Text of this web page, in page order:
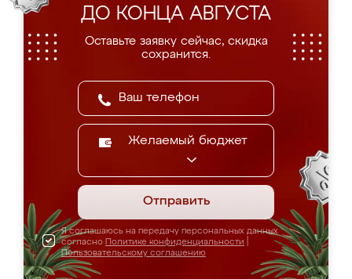
ДО КОНЦА АВГУСТА
Оставьте заявку сейчас, скидка
сохранится.
Желаемый бюджет
Отправить
Я соглашаюсь на передачу персональных данных
согласно Политике конфиденциальности
Пользовательскому соглашению